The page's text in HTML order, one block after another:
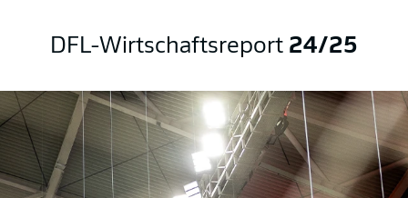
DFL-Wirtschaftsreport 24/25